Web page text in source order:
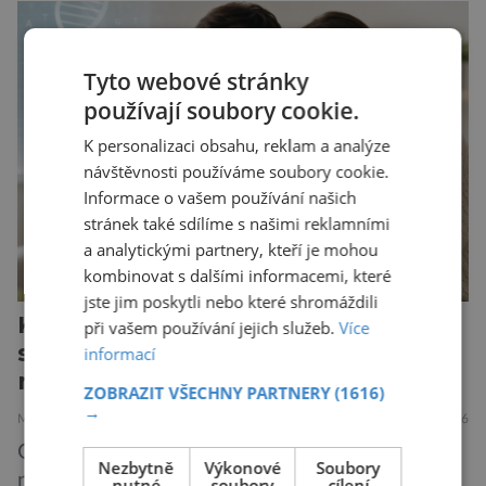
obtíže byly dlouhou dobu připisovány
nedostatku spánku a stresu při péči o
novorozence. Nyní se však ukazuje, že za tím
stojí změny v mozku vyvolané těhotenstvím!
Poporodní mozková mlha, v angličtině […]
Každý 25. z nás nosí v genech
skryté riziko. Většina o něm nikdy
neuslyší
MEDICÍNA 30.7.2026
Geny jsou zvláštní archiv. Pamatují si příběhy
našich předků po tisíce generací a občas v nich
Tyto webové stránky
používají soubory cookie.
K personalizaci obsahu, reklam a analýze
návštěvnosti používáme soubory cookie.
Informace o vašem používání našich
stránek také sdílíme s našimi reklamními
a analytickými partnery, kteří je mohou
kombinovat s dalšími informacemi, které
jste jim poskytli nebo které shromáždili
při vašem používání jejich služeb.Více
informací
ZOBRAZIT VŠECHNY PARTNERY(1616)
→
Nezbytně
Výkonové
Soubory